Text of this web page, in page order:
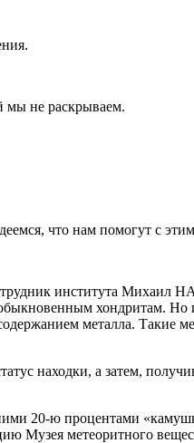
мы не раскрываем.
что нам помогут с
института Михаил
хондритам.
металла.
находки, а затем,
20-ю процентами
Музея метеоритного